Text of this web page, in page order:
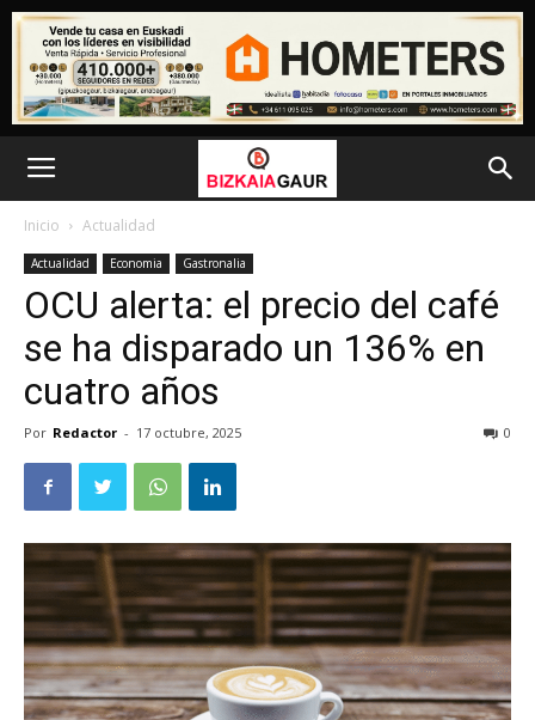
Inicio Actualidad
Actualidad Economia Gastronalia
OCU alerta: el precio del café
se ha disparado un 136% en
cuatro años
Por Redactor - 17 octubre, 2025 0